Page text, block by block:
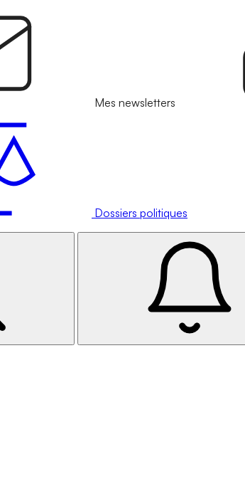
Mes newsletters
Dossiers politiques